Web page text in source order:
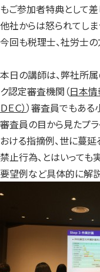
もご参加者特典として差
他社からは怒られてしま
今回も税理士、社労士の
本日の講師は、弊社所
ク認定審査機関（日本情
ＤＥＣ））審査員でもある
審査員の目から見たプ
おける指摘例、世に蔓
禁止行為、とはいっても
要望例など具体的に解説